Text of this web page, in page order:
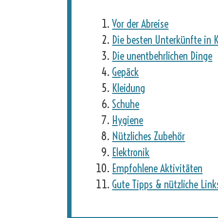
Vor der Abreise
Die besten Unterkünfte in
Die unentbehrlichen Dinge
Gepäck
Kleidung
Schuhe
Hygiene
Nützliches Zubehör
Elektronik
Empfohlene Aktivitäten
Gute Tipps & nützliche